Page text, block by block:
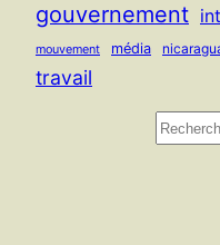
gouvernement
mouvement média
travail
R